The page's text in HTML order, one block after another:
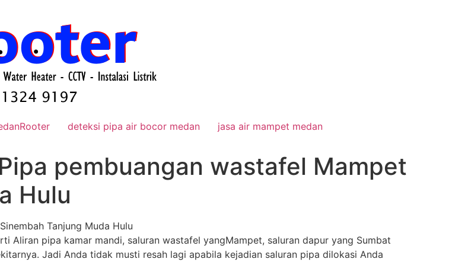
deteksi pipa air bocor medan jasa air mampet medan
pembuangan wastafel Mampet
Hulu
Tanjung Muda Hulu
Aliran pipa kamar mandi, saluran wastafel yangMampet, saluran dapur yang Sumbat
Jadi Anda tidak musti resah lagi apabila kejadian saluran pipa dilokasi Anda